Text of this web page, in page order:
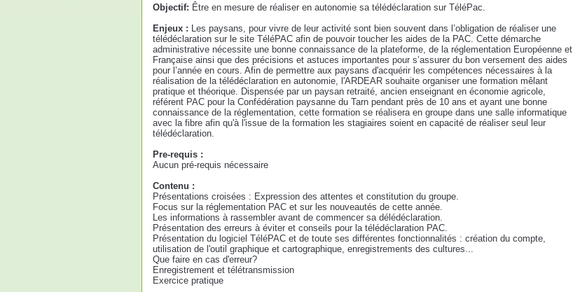
Objectif: Être en mesure de réaliser en autonomie sa télédéclaration sur TéléPac.
Enjeux : Les paysans, pour vivre de leur activité sont bien souvent dans l’obligation de réaliser une
télédéclaration sur le site TéléPAC afin de pouvoir toucher les aides de la PAC. Cette démarche
administrative nécessite une bonne connaissance de la plateforme, de la réglementation Européenne et
Française ainsi que des précisions et astuces importantes pour s’assurer du bon versement des aides
pour l’année en cours. Afin de permettre aux paysans d'acquérir les compétences nécessaires à la
réalisation de la télédéclaration en autonomie, l'ARDEAR souhaite organiser une formation mêlant
pratique et théorique. Dispensée par un paysan retraité, ancien enseignant en économie agricole,
référent PAC pour la Confédération paysanne du Tarn pendant près de 10 ans et ayant une bonne
connaissance de la réglementation, cette formation se réalisera en groupe dans une salle informatique
avec la fibre afin qu'à l'issue de la formation les stagiaires soient en capacité de réaliser seul leur
télédéclaration.
Pre-requis :
Aucun pré-requis nécessaire
Contenu :
Présentations croisées : Expression des attentes et constitution du groupe.
Focus sur la réglementation PAC et sur les nouveautés de cette année.
Les informations à rassembler avant de commencer sa délédéclaration.
Présentation des erreurs à éviter et conseils pour la télédéclaration PAC.
Présentation du logiciel TéléPAC et de toute ses différentes fonctionnalités : création du compte,
utilisation de l'outil graphique et cartographique, enregistrements des cultures...
Que faire en cas d'erreur?
Enregistrement et télétransmission
Exercice pratique